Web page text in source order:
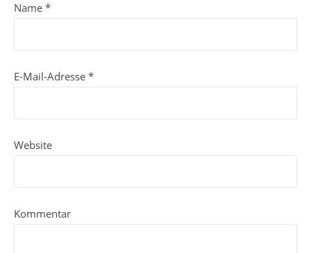
Name *
E-Mail-Adresse *
Website
Kommentar